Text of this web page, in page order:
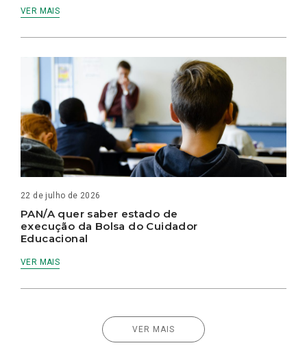
VER MAIS
22 de julho de 2026
PAN/A quer saber estado de
execução da Bolsa do Cuidador
Educacional
VER MAIS
VER MAIS